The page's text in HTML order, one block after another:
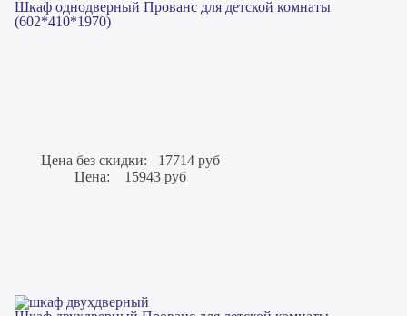
Шкаф однодверный Прованс для детской комнаты
(602*410*1970)
Цена без скидки:
17714 руб
Цена:
15943 руб